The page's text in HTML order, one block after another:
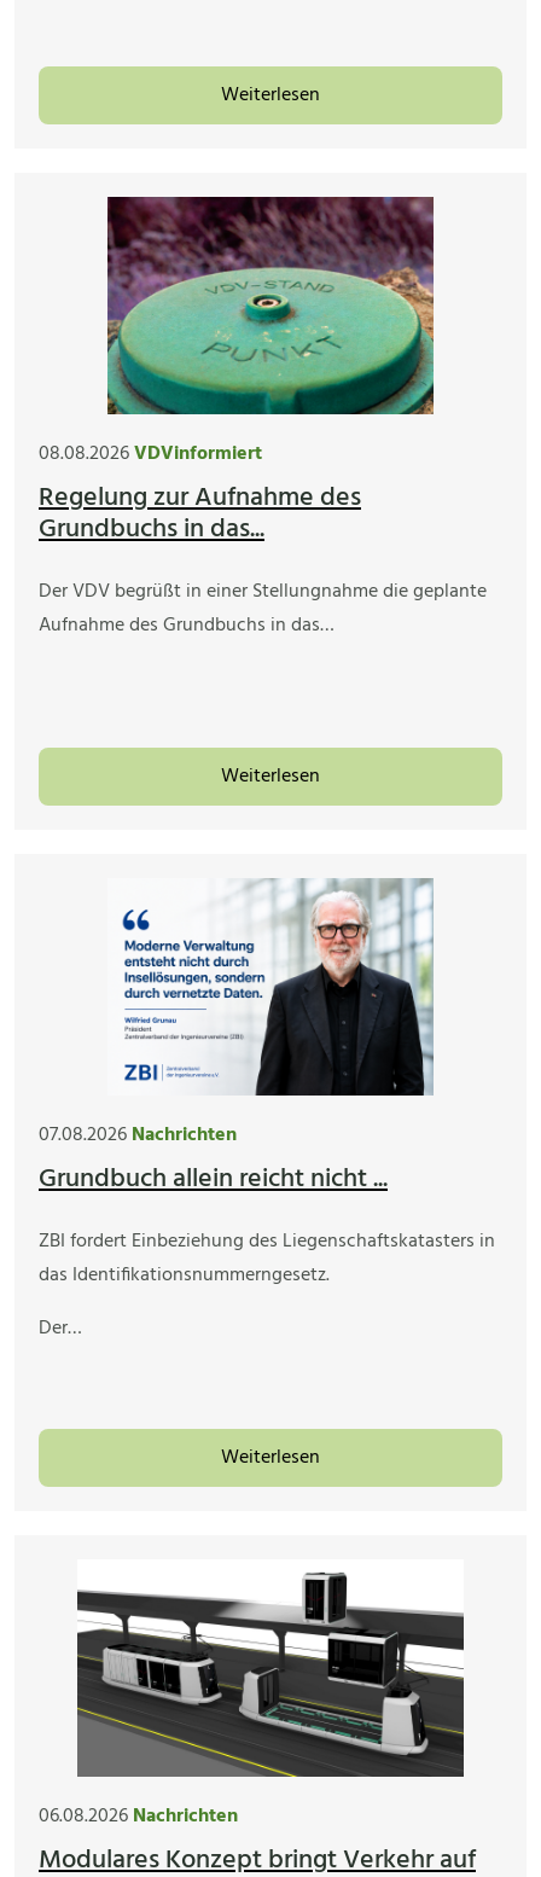
Weiterlesen
08.08.2026VDVinformiert
Regelung zur Aufnahme des
Grundbuchs in das...
Der VDV begrüßt in einer Stellungnahme die geplante
Aufnahme des Grundbuchs in das…
Weiterlesen
07.08.2026Nachrichten
Grundbuch allein reicht nicht ...
ZBI fordert Einbeziehung des Liegenschaftskatasters in
das Identifikationsnummerngesetz.
Der…
Weiterlesen
06.08.2026Nachrichten
Modulares Konzept bringt Verkehr auf